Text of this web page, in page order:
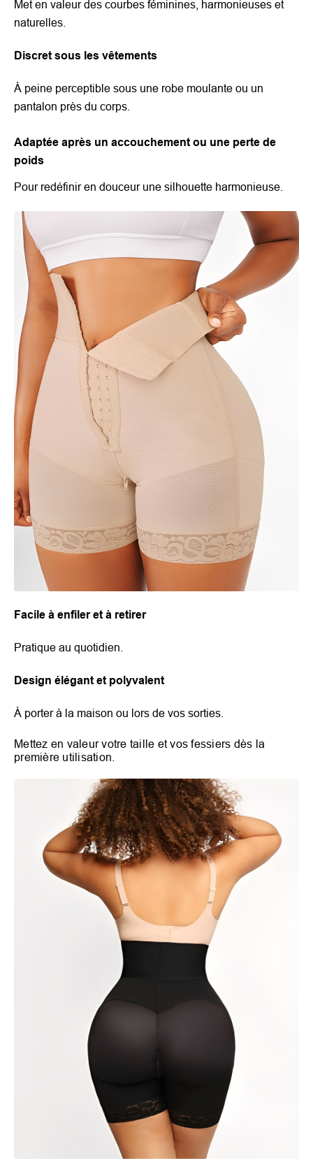
Met en valeur des courbes féminines, harmonieuses et
naturelles.
Discret sous les vêtements
À peine perceptible sous une robe moulante ou un
pantalon près du corps.
Adaptée après un accouchement ou une perte de
poids
Pour redéfinir en douceur une silhouette harmonieuse.
Facile à enfiler et à retirer
Pratique au quotidien.
Design élégant et polyvalent
À porter à la maison ou lors de vos sorties.
Mettez en valeur votre taille et vos fessiers dès la
première utilisation.